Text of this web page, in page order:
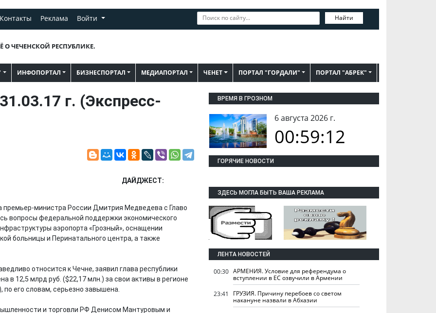
Контакты Реклама Войти Найти
О ЧЕЧЕНСКОЙ РЕСПУБЛИКЕ.
ИНФОПОРТАЛ БИЗНЕСПОРТАЛ МЕДИАПОРТАЛ ЧЕНЕТ ПОРТАЛ "ГОРДАЛИ" ПОРТАЛ "АБРЕК"
г. (Экспресс-
ДАЙДЖЕСТ:
премьер-министра России Дмитрия Медведева с Главо
вопросы федеральной поддержки экономического
аэропорта «Грозный», оснащении
больницы и Перинатального центра, а также
относится к Чечне, заявил глава республики
в 12,5 млрд руб. ($22,17 млн.) за свои активы в регионе
по его словам, серьезно завышена.
и торговли РФ Денисом Мантуровым и
ВРЕМЯ В ГРОЗНОМ
6 августа 2026 г.
00:59:13
ГОРЯЧИЕ НОВОСТИ
ЗДЕСЬ МОГЛА БЫТЬ ВАША РЕКЛАМА
ЛЕНТА НОВОСТЕЙ
00:30 АРМЕНИЯ. Условие для референдума о
вступлении в ЕС озвучили в Армении
23:41
ГРУЗИЯ. Причину перебоев со светом
накануне назвали в Абхазии